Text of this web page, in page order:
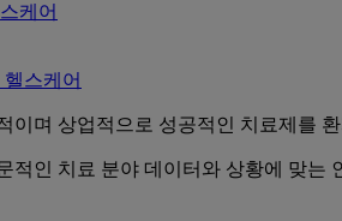
케어
스케어
이며 상업적으로 성공적인 치료제를
적인 치료 분야 데이터와 상황에 맞는